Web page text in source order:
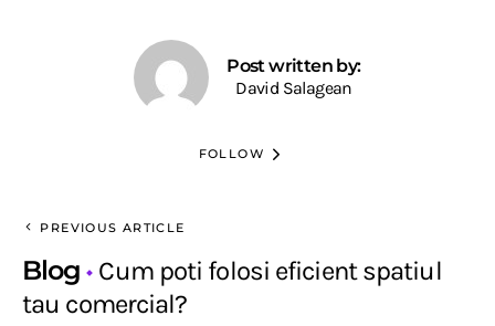
Post written by:
David Salagean
FOLLOW
PREVIOUS ARTICLE
Blog
Cum poti folosi eficient spatiul
tau comercial?